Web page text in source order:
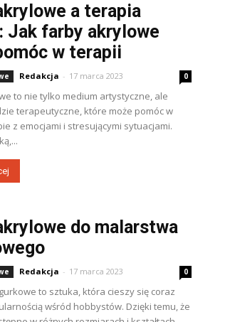
a terapia
Jak farby akrylowe
w terapii
Redakcja - 17 marca 2023 0
to nie tylko medium artystyczne, ale
terapeutyczne, które może pomóc w
z emocjami i stresującymi sytuacjami.
do malarstwa
Redakcja - 17 marca 2023 0
to sztuka, która cieszy się coraz
wśród hobbystów. Dzięki temu, że